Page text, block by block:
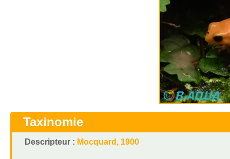
Taxinomie
Descripteur : Mocquard, 1900